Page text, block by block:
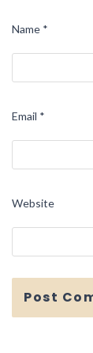
Name *
Email *
Website